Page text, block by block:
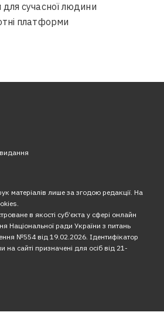
сучасної людини
платформи
матеріалів лише за згодою редакції. На
в якості суб’єкта у сфері онлайн
Національної ради України з питань
№554 від 19.02.2026. Ідентифікатор
на сайті призначені для осіб від 21-